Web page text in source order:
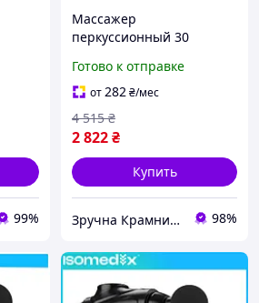
99%
Массажер
перкуссионный 30
тела черный Isomedix
MK-1835
Готово к отправке
от282₴/мес
2 822₴
4 515 ₴
Купить
Зручна Крамниця 98%